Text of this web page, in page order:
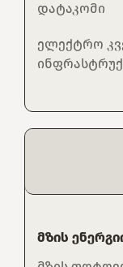
დატაკომი
ელექტრო
მზის